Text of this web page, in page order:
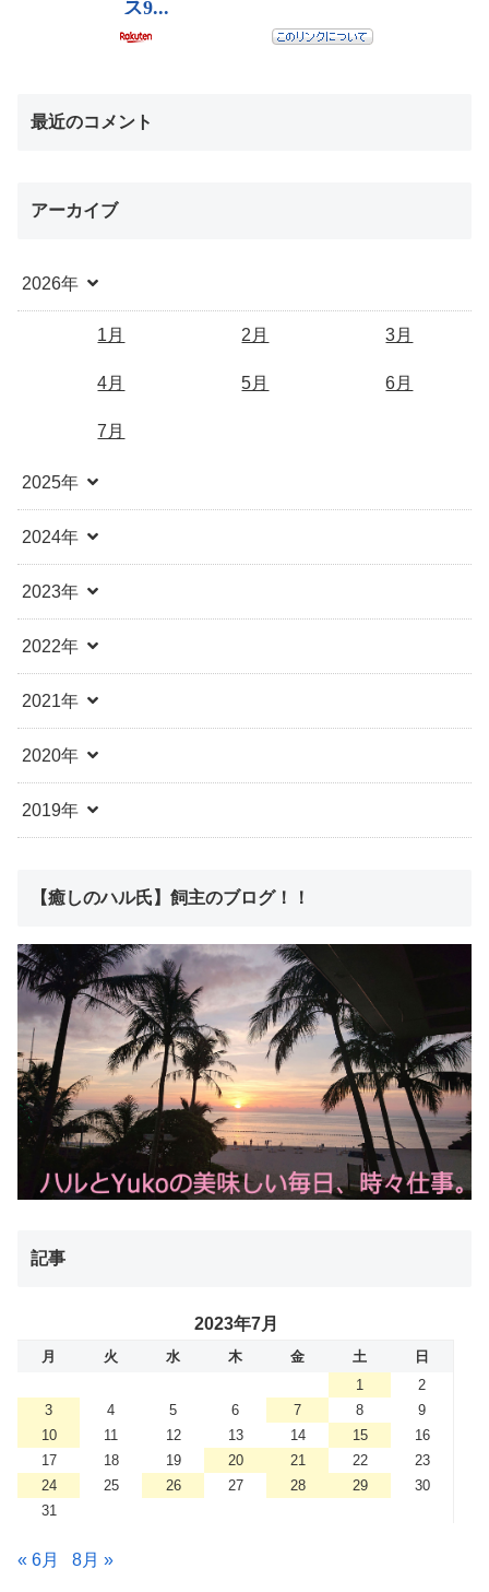
最近のコメント
アーカイブ
2026年
1月 2月 3月
4月 5月 6月
7月
2025年
2024年
2023年
2022年
2021年
2020年
2019年
【癒しのハル氏】飼主のブログ！！
記事
2023年7月
月 火 水 木 金 土
日
1
2
3
4 5 6 7 8
9
10
11 12 13 14 15
16
17
18 19 20 21 22
23
24
25 26 27 28 29
30
31
« 6月 8月 »